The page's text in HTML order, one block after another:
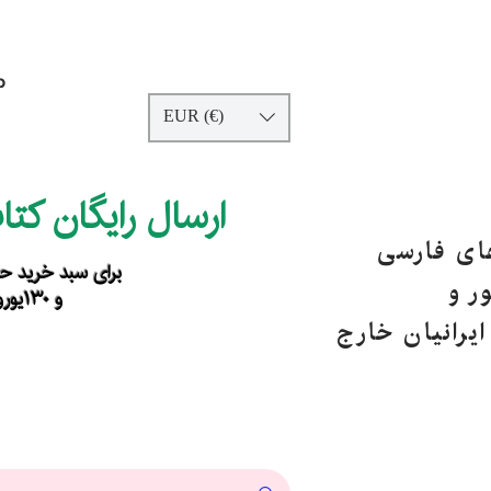
EUR (€)
ارسال رایگان
برای سبد خرید حداقل ۹۰ یورو
و ۱۳۰یورو خارج از اروپا
فارسی
و
خارج